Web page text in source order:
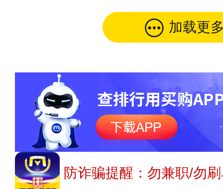
加载更
防诈骗提醒：勿兼职/勿